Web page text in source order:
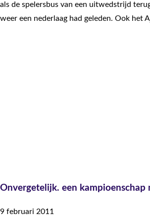
als de spelersbus van een uitwedstrijd
weer een nederlaag had geleden. Ook het
Onvergetelijk. een kampioenschap
9 februari 2011